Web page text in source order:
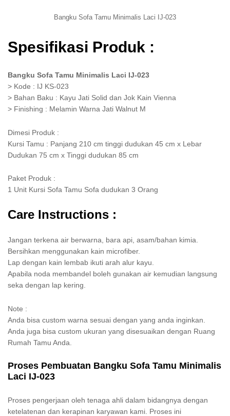
Bangku Sofa Tamu Minimalis Laci IJ-023
Spesifikasi Produk :
Bangku Sofa Tamu Minimalis Laci IJ-023
> Kode : IJ KS-023
> Bahan Baku : Kayu Jati Solid dan Jok Kain Vienna
> Finishing : Melamin Warna Jati Walnut M
Dimesi Produk :
Kursi Tamu : Panjang 210 cm tinggi dudukan 45 cm x Lebar
Dudukan 75 cm x Tinggi dudukan 85 cm
Paket Produk :
1 Unit Kursi Sofa Tamu Sofa dudukan 3 Orang
Care Instructions :
Jangan terkena air berwarna, bara api, asam/bahan kimia.
Bersihkan menggunakan kain microfiber.
Lap dengan kain lembab ikuti arah alur kayu.
Apabila noda membandel boleh gunakan air kemudian langsung
seka dengan lap kering.
Note :
Anda bisa custom warna sesuai dengan yang anda inginkan.
Anda juga bisa custom ukuran yang disesuaikan dengan Ruang
Rumah Tamu Anda.
Proses Pembuatan Bangku Sofa Tamu Minimalis
Laci IJ-023
Proses pengerjaan oleh tenaga ahli dalam bidangnya dengan
ketelatenan dan kerapinan karyawan kami. Proses ini